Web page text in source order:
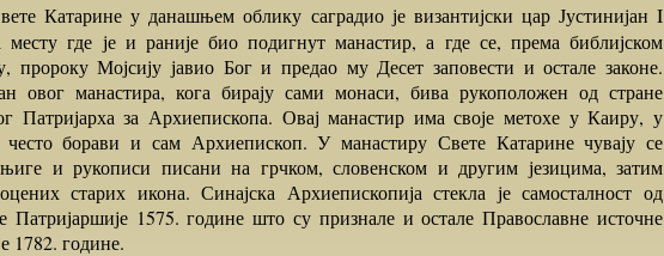
месту где је и раније био подигнут манастир, а где се, према библијском
пророку Мојсију јавио Бог и предао му Десет заповести и остале законе.
овог манастира, кога бирају сами монаси, бива рукоположен од стране
Патријарха за Архиепископа. Овај манастир има своје метохе у Каиру, у
често борави и сам Архиепископ. У манастиру Свете Катарине чувају се
и рукописи писани на грчком, словенском и другим језицима, затим
старих икона. Синајска Архиепископија стекла је самосталност од
Патријаршије 1575. године што су признале и остале Православне источне
1782. године.